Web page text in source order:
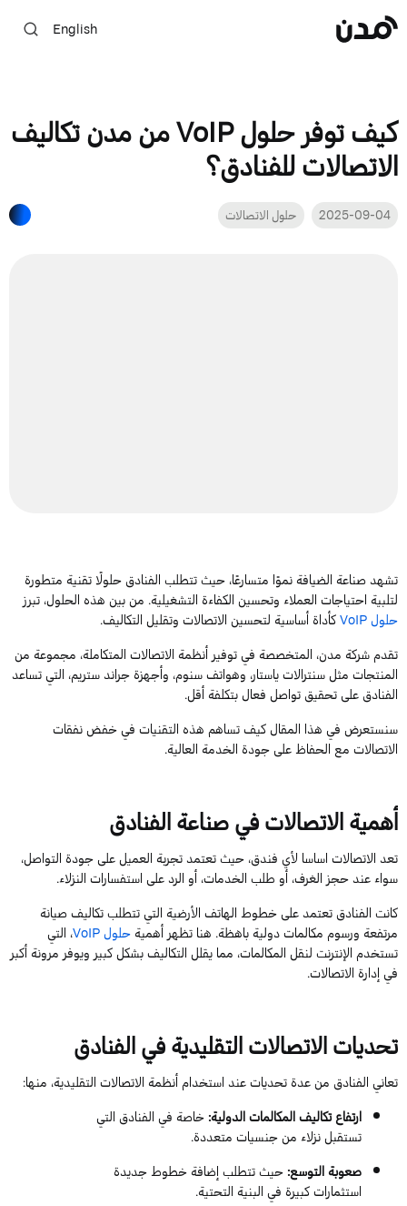
English
كيف توفر حلول VoIP من مدن تكاليف
الاتصالات للفنادق؟
2025-09-04 حلول الاتصالات
تشهد صناعة الضيافة نموًا متسارعًا، حيث تتطلب الفنادق حلولًا تقنية متطورة
لتلبية احتياجات العملاء وتحسين الكفاءة التشغيلية. من بين هذه الحلول، تبرز
حلول VoIP كأداة أساسية لتحسين الاتصالات وتقليل التكاليف.
تقدم شركة مدن، المتخصصة في توفير أنظمة الاتصالات المتكاملة، مجموعة من
المنتجات مثل سنترالاتياستار،وهواتفسنوم، وأجهزةجراند ستريم، التي تساعد
الفنادق على تحقيق تواصل فعال بتكلفة أقل.
سنستعرضفي هذا المقال كيفتساهم هذه التقنيات في خفض نفقات
الاتصالات مع الحفاظ على جودة الخدمة العالية.
أهمية الاتصالات في صناعة الفنادق
تعد الاتصالاتاساسا لأي فندق، حيث تعتمد تجربة العميل على جودة التواصل،
سواء عند حجز الغرف،أو طلب الخدمات، أو الرد على استفسارات النزلاء.
كانت الفنادق تعتمد على خطوط الهاتف الأرضية التي تتطلب تكاليف صيانة
مرتفعة ورسوم مكالمات دولية باهظة. هنا تظهر أهميةحلولVoIP، التي
تستخدم الإنترنت لنقل المكالمات، مما يقلل التكاليف بشكل كبير ويوفر مرونة أكبر
في إدارة الاتصالات.
تحديات الاتصالات التقليدية في الفنادق
تعاني الفنادق من عدة تحديات عند استخدام أنظمة الاتصالات التقليدية، منها:
ارتفاع تكاليف المكالمات الدولية:خاصة في الفنادق التي
تستقبل نزلاء من جنسيات متعددة.
صعوبة التوسع:حيثتتطلبإضافة خطوط جديدة
استثمارات كبيرة في البنية التحتية.